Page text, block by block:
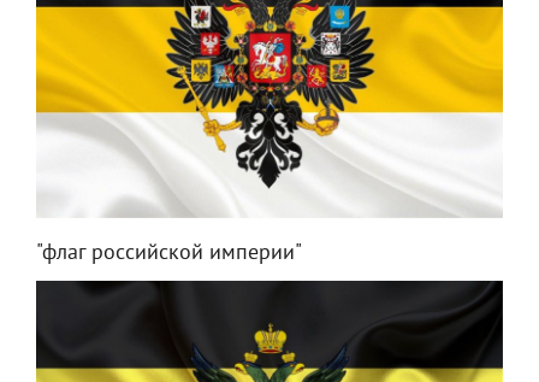
"флаг российской империи"